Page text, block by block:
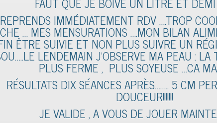
IMMÉDIATEMENT RDV ….TROP
… MES MENSURATIONS ….MON BILAN
ÊTRE SUIVIE ET NON PLUS SUIVRE UN
LENDEMAIN J’OBSERVE MA PEAU :
PLUS FERME , PLUS SOYEUSE …CA
RÉSULTATS DIX SÉANCES APRÈS…….. 5 CM
DOUCEUR!!!!!!!
JE VALIDE , A VOUS DE JOUER